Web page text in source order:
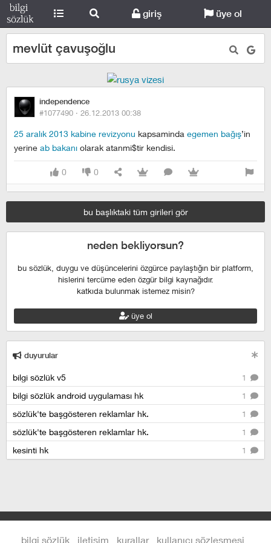
giriş üye ol
mevlüt çavuşoğlu
independence
#1077490 · 26.12.2013 00:38
25 aralık 2013 kabine revizyonu kapsaminda egemen bağış’in
yerine ab bakanı olarak atanmi$tir kendisi.
0 0
bu başlıktaki tüm girileri gör
neden bekliyorsun?
bu sözlük, duygu ve düşüncelerini özgürce paylaştığın bir platform,
hislerini tercüme eden özgür bilgi kaynağıdır.
katkıda bulunmak istemez misin?
üye ol
duyurular
1
bilgi sözlük v5
1
bilgi sözlük android uygulaması hk
1
sözlük'te başgösteren reklamlar hk.
1
sözlük'te başgösteren reklamlar hk.
1
kesinti hk
bilgi sözlük iletişim kurallar kullanıcı sözleşmesi